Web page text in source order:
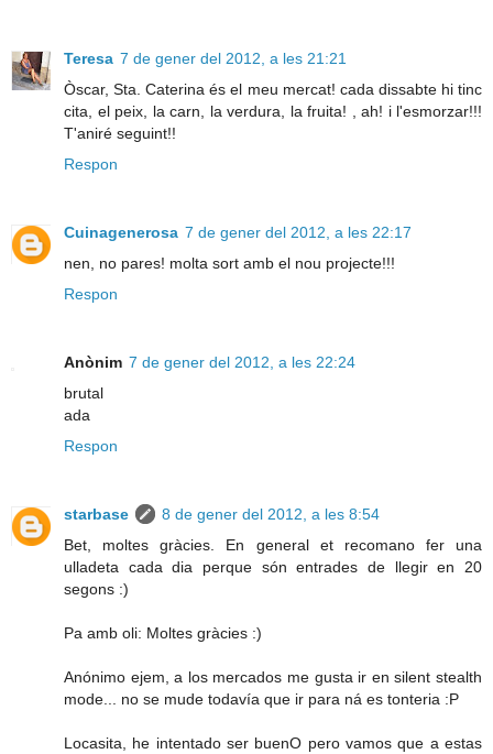
Teresa 7 de gener del 2012, a les 21:21
Òscar, Sta. Caterina és el meu mercat! cada dissabte hi tinc
cita, el peix, la carn, la verdura, la fruita! , ah! i l'esmorzar!!!
T'aniré seguint!!
Respon
Cuinagenerosa 7 de gener del 2012, a les 22:17
nen, no pares! molta sort amb el nou projecte!!!
Respon
Anònim 7 de gener del 2012, a les 22:24
brutal
ada
Respon
starbase
8 de gener del 2012, a les 8:54
Bet, moltes gràcies. En general et recomano fer una
ulladeta cada dia perque són entrades de llegir en 20
segons :)
Pa amb oli: Moltes gràcies :)
Anónimo ejem, a los mercados me gusta ir en silent stealth
mode... no se mude todavía que ir para ná es tonteria :P
Locasita, he intentado ser buenO pero vamos que a estas